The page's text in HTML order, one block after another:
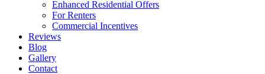
Enhanced Residential Offers
For Renters
Commercial Incentives
Reviews
Blog
Gallery
Contact